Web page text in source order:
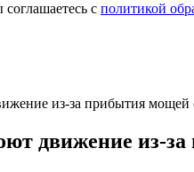
с политикой
из-за прибытия мощей
движение из-